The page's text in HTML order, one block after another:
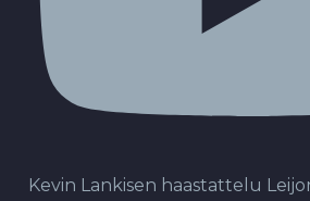
Kevin Lankisen haastattelu